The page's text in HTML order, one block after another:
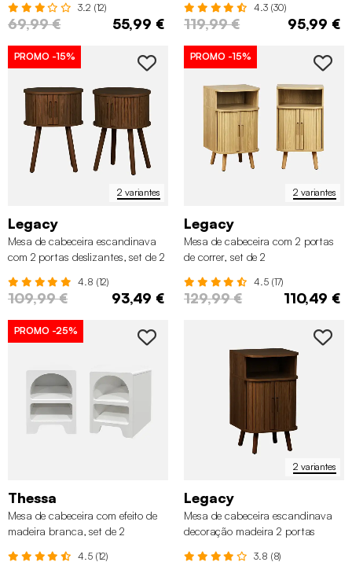
3.2 (12)
69,99 € 55,99 €
4.3 (30)
119,99 € 95,99 €
2 variantes
PROMO -15%
Legacy
Mesa de cabeceira escandinava
com 2 portas deslizantes, set de 2
4.8 (12)
109,99 € 93,49 €
2 variantes
PROMO -15%
Legacy
Mesa de cabeceira com 2 portas
de correr, set de 2
4.5 (17)
129,99 € 110,49 €
PROMO -25%
Thessa
Mesa de cabeceira com efeito de
madeira branca, set de 2
4.5 (12)
2 variantes
Legacy
Mesa de cabeceira escandinava
decoração madeira 2 portas
3.8 (8)